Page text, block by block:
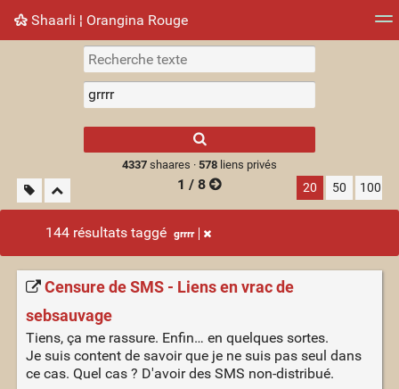
Shaarli ¦ Orangina Rouge
Nuage de tags Mur d'images
results.
4337shaares · 578liens privés
1 / 8 20 50 100
144 résultats taggé grrrr
Censure de SMS - Liens en vrac de
sebsauvage
Tiens, ça me rassure. Enfin… en quelques sortes.
Je suis content de savoir que je ne suis pas seul dans
ce cas. Quel cas ? D'avoir des SMS non-distribué.